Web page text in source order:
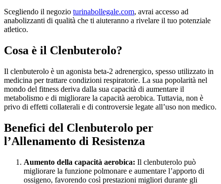
Scegliendo il negozio turinabollegale.com, avrai accesso ad
anabolizzanti di qualità che ti aiuteranno a rivelare il tuo potenziale
atletico.
Cosa è il Clenbuterolo?
Il clenbuterolo è un agonista beta-2 adrenergico, spesso utilizzato in
medicina per trattare condizioni respiratorie. La sua popolarità nel
mondo del fitness deriva dalla sua capacità di aumentare il
metabolismo e di migliorare la capacità aerobica. Tuttavia, non è
privo di effetti collaterali e di controversie legate all’uso non medico.
Benefici del Clenbuterolo per
l’Allenamento di Resistenza
Aumento della capacità aerobica: Il clenbuterolo può
migliorare la funzione polmonare e aumentare l’apporto di
ossigeno, favorendo così prestazioni migliori durante gli